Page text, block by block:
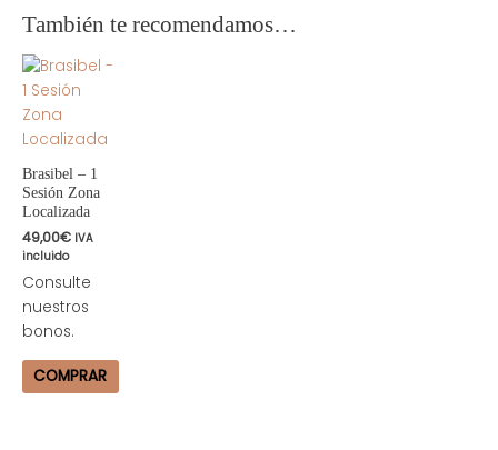
También te recomendamos…
Brasibel – 1
Sesión Zona
Localizada
49,00€ IVA
incluido
Consulte
nuestros
bonos.
COMPRAR